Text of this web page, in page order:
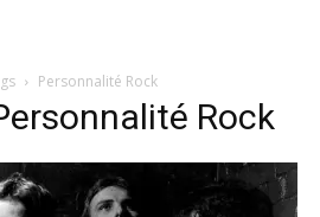
Personnalité Rock
Rock